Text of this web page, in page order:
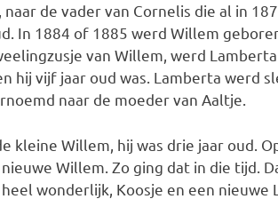
de vader van Cornelis die al in
In 1884 of 1885 werd Willem
van Willem, werd
hij vijf jaar oud was. Lamberta werd
naar de moeder van Aaltje.
kleine Willem, hij was drie jaar oud.
Willem. Zo ging dat in die tijd.
wonderlijk, Koosje en een nieuwe